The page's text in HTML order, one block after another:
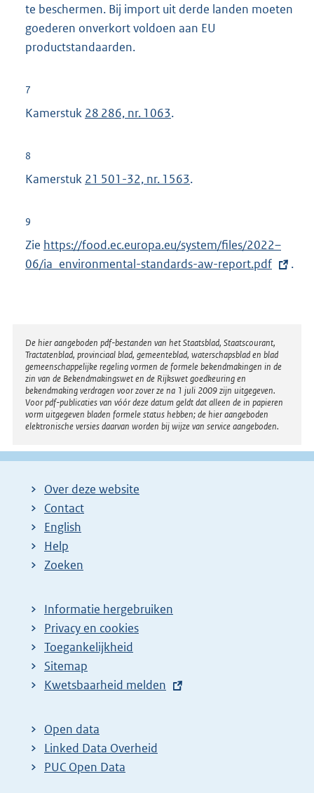
te beschermen. Bij import uit derde landen moeten
goederen onverkort voldoen aan EU
productstandaarden.
7
Kamerstuk 28 286, nr. 1063.
8
Kamerstuk 21 501-32, nr. 1563.
9
Zie E
x
n
e
l
i
n
k
:
https://food.ec.europa.eu/system/files/2022–
06/ia_environmental-standards-aw-report.pdf
.
Disclaimer
De hier aangeboden pdf-bestanden van het Staatsblad, Staatscourant,
Tractatenblad, provinciaal blad, gemeenteblad, waterschapsblad en blad
gemeenschappelijke regeling vormen de formele bekendmakingen in de
zin van de Bekendmakingswet en de Rijkswet goedkeuring en
bekendmaking verdragen voor zover ze na 1 juli 2009 zijn uitgegeven.
Voor pdf-publicaties van vóór deze datum geldt dat alleen de in papieren
vorm uitgegeven bladen formele status hebben; de hier aangeboden
elektronische versies daarvan worden bij wijze van service aangeboden.
Over deze website
Contact
English
Help
Zoeken
Informatie hergebruiken
Privacy en cookies
Toegankelijkheid
Sitemap
E
t
e
r
Kwetsbaarheid melden
Open data
Linked Data Overheid
PUC Open Data